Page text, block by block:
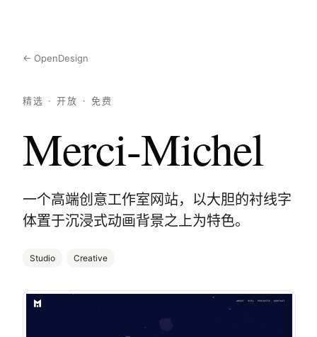
← OpenDesign
精选 · 开放 · 免费
Merci-Michel
一个高端创意工作室网站，以大胆的衬线字
体置于沉浸式动画背景之上为特色。
Studio Creative